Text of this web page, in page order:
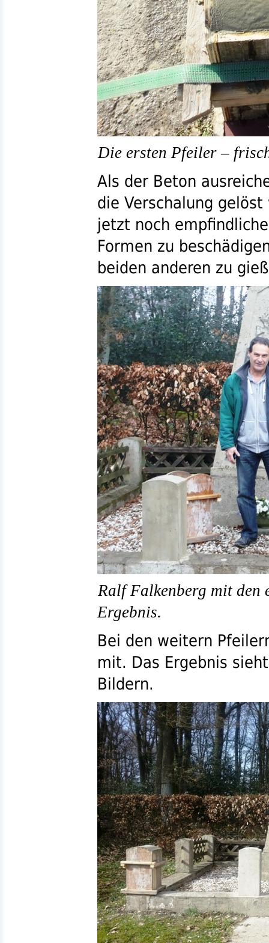
Die ersten Pfeiler –
Als der Beton
die Verschalung
jetzt noch
Formen zu
beiden anderen zu
Ralf Falkenberg mit den
Ergebnis.
Bei den weitern
mit. Das Ergebnis
Bildern.